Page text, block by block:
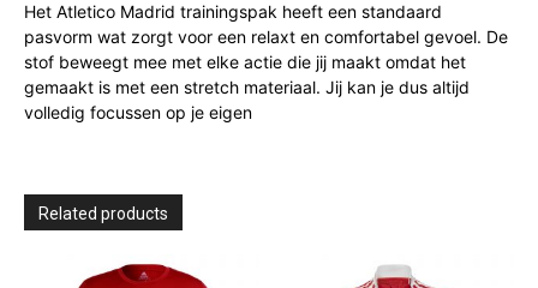
Het Atletico Madrid trainingspak heeft een standaard
pasvorm wat zorgt voor een relaxt en comfortabel gevoel. De
stof beweegt mee met elke actie die jij maakt omdat het
gemaakt is met een stretch materiaal. Jij kan je dus altijd
volledig focussen op je eigen
Related products